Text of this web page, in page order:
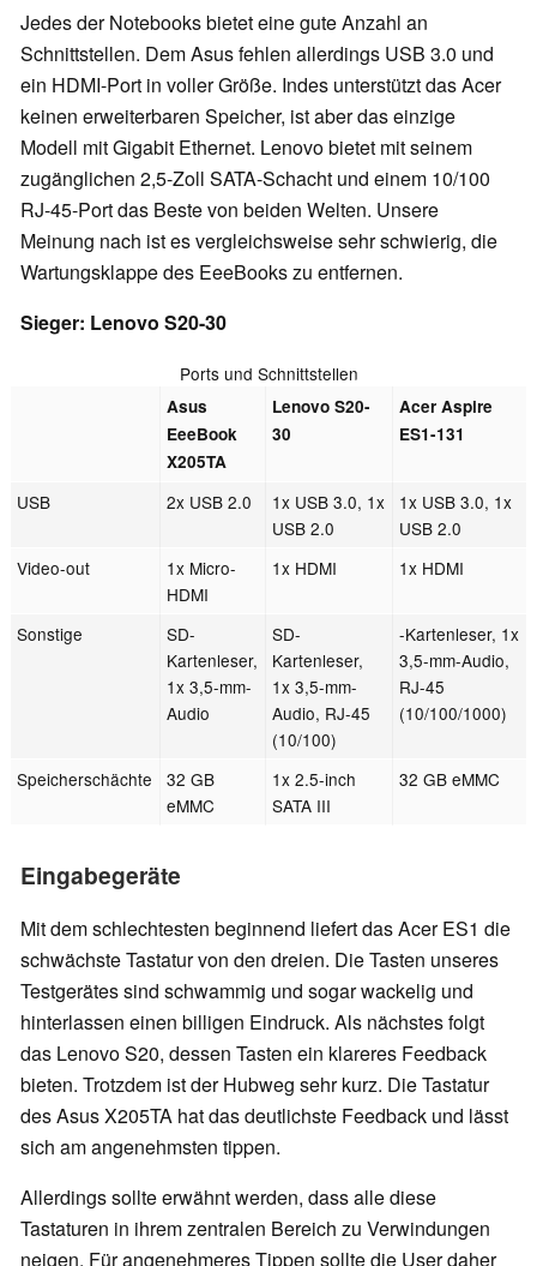
Jedes der Notebooks bietet eine gute Anzahl an
Schnittstellen. Dem Asus fehlen allerdings USB 3.0 und
ein HDMI-Port in voller Größe. Indes unterstützt das Acer
keinen erweiterbaren Speicher, ist aber das einzige
Modell mit Gigabit Ethernet. Lenovo bietet mit seinem
zugänglichen 2,5-Zoll SATA-Schacht und einem 10/100
RJ-45-Port das Beste von beiden Welten. Unsere
Meinung nach ist es vergleichsweise sehr schwierig, die
Wartungsklappe des EeeBooks zu entfernen.
Sieger: Lenovo S20-30
Ports und Schnittstellen
Asus
EeeBook
X205TA
Lenovo S20-
30
Acer Aspire
ES1-131
USB 2x USB 2.0
1x USB 3.0, 1x
USB 2.0
1x USB 3.0, 1x
USB 2.0
Video-out
1x Micro-
HDMI
1x HDMI 1x HDMI
Sonstige
SD-
Kartenleser,
1x 3,5-mm-
Audio
SD-
Kartenleser,
1x 3,5-mm-
Audio, RJ-45
(10/100)
-Kartenleser, 1x
3,5-mm-Audio,
RJ-45
(10/100/1000)
Speicherschächte
32 GB
eMMC
1x 2.5-inch
SATA III
32 GB eMMC
Eingabegeräte
Mit dem schlechtesten beginnend liefert das Acer ES1 die
schwächste Tastatur von den dreien. Die Tasten unseres
Testgerätes sind schwammig und sogar wackelig und
hinterlassen einen billigen Eindruck. Als nächstes folgt
das Lenovo S20, dessen Tasten ein klareres Feedback
bieten. Trotzdem ist der Hubweg sehr kurz. Die Tastatur
des Asus X205TA hat das deutlichste Feedback und lässt
sich am angenehmsten tippen.
Allerdings sollte erwähnt werden, dass alle diese
Tastaturen in ihrem zentralen Bereich zu Verwindungen
neigen. Für angenehmeres Tippen sollte die User daher